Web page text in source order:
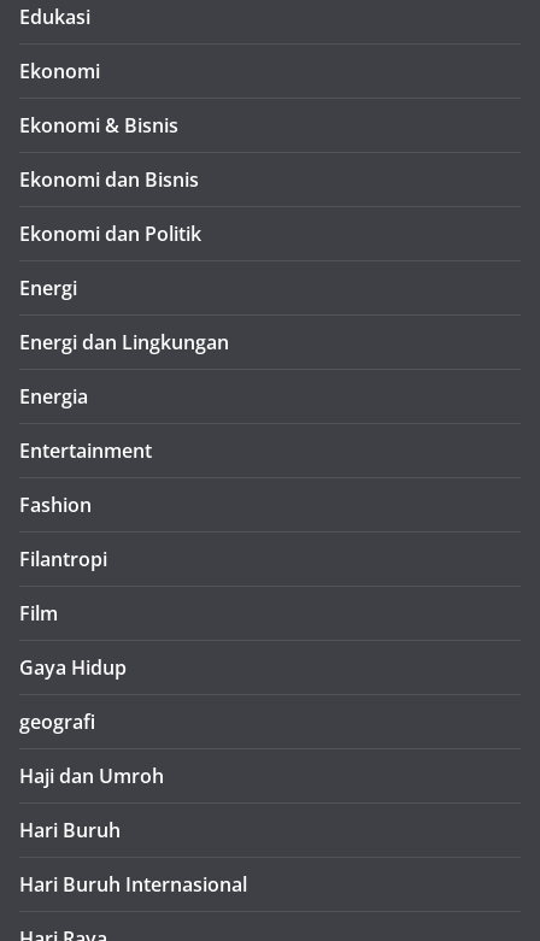
Edukasi
Ekonomi
Ekonomi & Bisnis
Ekonomi dan Bisnis
Ekonomi dan Politik
Energi
Energi dan Lingkungan
Energia
Entertainment
Fashion
Filantropi
Film
Gaya Hidup
geografi
Haji dan Umroh
Hari Buruh
Hari Buruh Internasional